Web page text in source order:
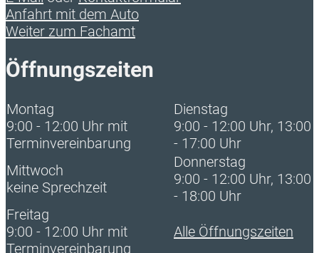
Anfahrt mit dem Auto
Weiter zum Fachamt
Öffnungszeiten
Montag
9:00 - 12:00 Uhr mit
Terminvereinbarung
Dienstag
9:00 - 12:00 Uhr, 13:00
- 17:00 Uhr
Mittwoch
keine Sprechzeit
Donnerstag
9:00 - 12:00 Uhr, 13:00
- 18:00 Uhr
Freitag
9:00 - 12:00 Uhr mit
Terminvereinbarung
Alle Öffnungszeiten